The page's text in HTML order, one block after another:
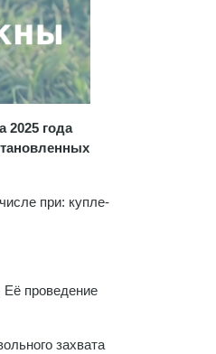
2025 года
при: купле-
Её проведение
захвата